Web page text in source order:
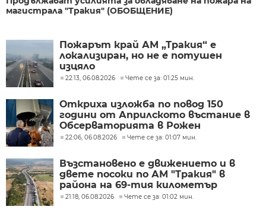
магистрала "Тракия" (ОБОБЩЕНИЕ)
Пожарът край АМ „Тракия“ е
локализиран, но не е потушен
изцяло
22:13, 06.08.2026 Чете се за: 01:25 мин.
Откриха изложба по повод 150
години от Априлското въстание в
Обсерваторията в Рожен
22:06, 06.08.2026 Чете се за: 01:07 мин.
Възстановено е движението и в
двете посоки по АМ "Тракия" в
района на 69-тия километър
21:18, 06.08.2026 Чете се за: 01:02 мин.